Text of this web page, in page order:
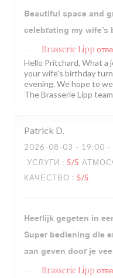
Beautiful space and
celebrating my wife’s
Brasserie Lipp
Hello Pritchard, What a
your wife's birthday
evening. We hope to
The Brasserie Lipp
Patrick D
2026-08-03 - 19:00 -
УСЛУГИ : 5/5
КАЧЕСТВО : 5/5
Heerlijk gegeten in
Super bediening die
aan geven door je
Brasserie Lipp